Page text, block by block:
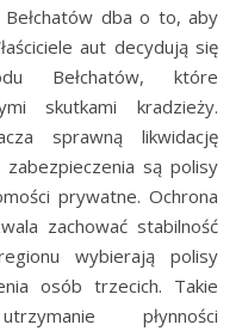
Bełchatów dba o to, aby
aut decydują się
Bełchatów, które
skutkami kradzieży.
sprawną likwidację
zabezpieczenia są polisy
prywatne. Ochrona
zachować stabilność
wybierają polisy
osób trzecich. Takie
płynności